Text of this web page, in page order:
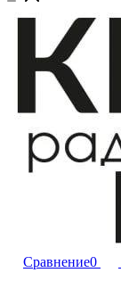
Сравнение0